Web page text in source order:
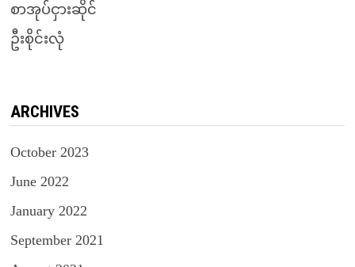
စာအုပ်ငှားဆိုင်
ဦးစိုင်းလုံ
ARCHIVES
October 2023
June 2022
January 2022
September 2021